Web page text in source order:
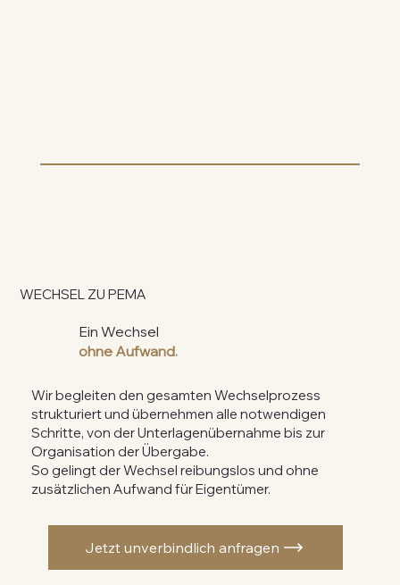
WECHSEL ZU PEMA
Ein Wechsel
ohne Aufwand.
Wir begleiten den gesamten Wechselprozess
strukturiert und übernehmen alle notwendigen
Schritte, von der Unterlagenübernahme bis zur
Organisation der Übergabe.
So gelingt der Wechsel reibungslos und ohne
zusätzlichen Aufwand für Eigentümer.
Jetzt unverbindlich anfragen